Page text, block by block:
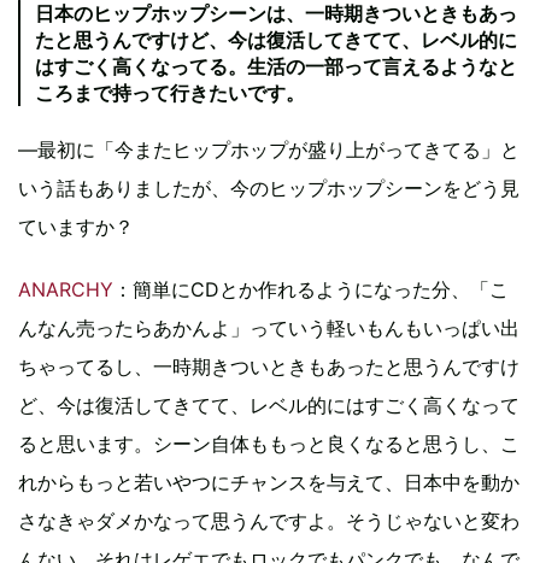
日本のヒップホップシーンは、一時期きついときもあっ
たと思うんですけど、今は復活してきてて、レベル的に
はすごく高くなってる。生活の一部って言えるようなと
ころまで持って行きたいです。
―最初に「今またヒップホップが盛り上がってきてる」と
いう話もありましたが、今のヒップホップシーンをどう見
ていますか？
ANARCHY ：簡単にCDとか作れるようになった分、「こ
んなん売ったらあかんよ」っていう軽いもんもいっぱい出
ちゃってるし、一時期きついときもあったと思うんですけ
ど、今は復活してきてて、レベル的にはすごく高くなって
ると思います。シーン自体ももっと良くなると思うし、こ
れからもっと若いやつにチャンスを与えて、日本中を動か
さなきゃダメかなって思うんですよ。そうじゃないと変わ